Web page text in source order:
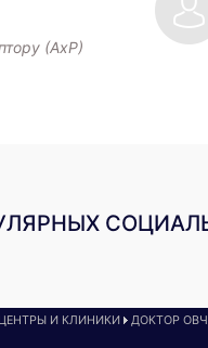
(АхР)
И КЛИНИКИ ДОКТОР